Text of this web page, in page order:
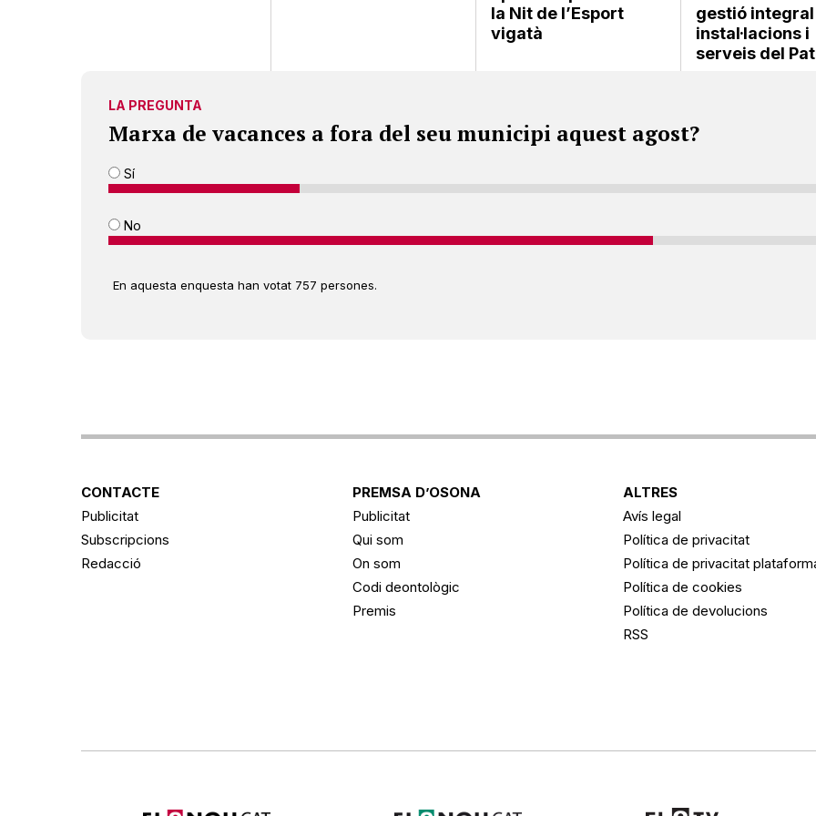
la Nit de l’Esport
vigatà
gestió integral
instal·lacions i
serveis del
LA PREGUNTA
Marxa de vacances a fora del seu municipi aquest agost?
Sí
No
En aquesta enquesta han votat 757 persones.
CONTACTE
Publicitat
Subscripcions
Redacció
PREMSA D’OSONA
Publicitat
Qui som
On som
Codi deontològic
Premis
ALTRES
Avís legal
Política de privacitat
Política de privacitat
Política de cookies
Política de devolucions
RSS